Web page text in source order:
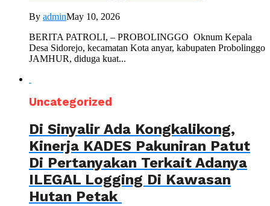
By adminMay 10, 2026
BERITA PATROLI, – PROBOLINGGO Oknum Kepala
Desa Sidorejo, kecamatan Kota anyar, kabupaten Probolinggo
JAMHUR, diduga kuat...
Uncategorized
Di Sinyalir Ada Kongkalikong,
Kinerja KADES Pakuniran Patut
Di Pertanyakan Terkait Adanya
ILEGAL Logging Di Kawasan
Hutan Petak